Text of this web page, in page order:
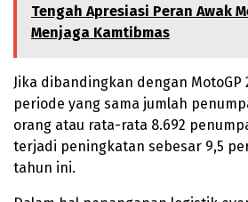
Tengah Apresiasi Peran Awak
Menjaga Kamtibmas
Jika dibandingkan dengan MotoGP
periode yang sama jumlah
orang atau rata-rata 8.692
terjadi peningkatan sebesar 9,5
tahun ini.